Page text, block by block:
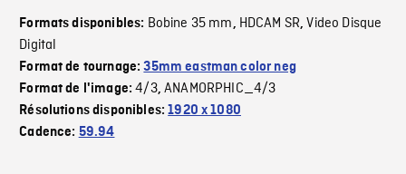
Formats disponibles: Bobine 35 mm, HDCAM SR,Video Disque
Digital
Format de tournage:35mm eastman color neg
Format de l'image:4/3,ANAMORPHIC_4/3
Résolutions disponibles:1920 x 1080
Cadence: 59.94